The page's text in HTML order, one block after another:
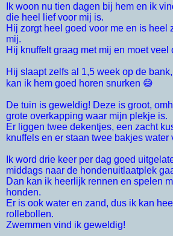
Ik woon nu tien dagen bij hem en ik
die heel lief voor mij is.
Hij zorgt heel goed voor me en is heel
mij.
Hij knuffelt graag met mij en moet veel
Hij slaapt zelfs al 1,5 week op de
kan ik hem goed horen snurken 😅
De tuin is geweldig! Deze is groot,
grote overkapping waar mijn plekje is.
Er liggen twee dekentjes, een zacht
knuffels en er staan twee bakjes water
Ik word drie keer per dag goed
middags naar de hondenuitlaatplek
Dan kan ik heerlijk rennen en spelen
honden.
Er is ook water en zand, dus ik kan
rollebollen.
Zwemmen vind ik geweldig!